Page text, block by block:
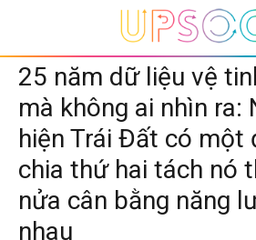
25 năm dữ liệu vệ
mà không ai nhìn ra:
hiện Trái Đất có một
chia thứ hai tách nó
nửa cân bằng năng
nhau